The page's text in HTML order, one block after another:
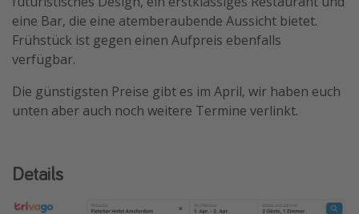
eine Bar, die eine atemberaubende Aussicht bietet.
Frühstück ist gegen einen Aufpreis ebenfalls
verfügbar.
Die günstigsten Preise gibt es im April, wir haben euch
unten aber auch noch weitere Termine verlinkt.
Details